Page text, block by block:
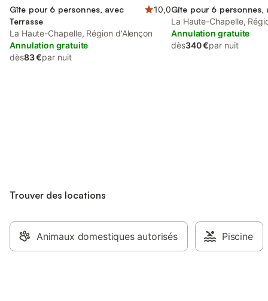
Gîte pour 6 personnes, avec
Terrasse
10,0
La Haute-Chapelle, Région d'Alençon
Annulation gratuite
dès83 €par nuit
Gîte pour 6 personnes,
La Haute-Chapelle,
Annulation gratuite
dès340 €par nuit
Trouver des locations
Animaux domestiques autorisés Piscine